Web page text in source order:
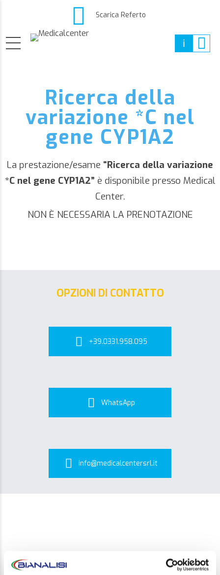
Scarica Referto
Ricerca della
variazione *C nel
gene CYP1A2
La prestazione/esame “Ricerca della variazione
*C nel gene CYP1A2” è disponibile presso Medical
Center.
NON È NECESSARIA LA PRENOTAZIONE
OPZIONI DI CONTATTO
+39.0331.958.095
WhatsApp
info@medicalcentersrl.it